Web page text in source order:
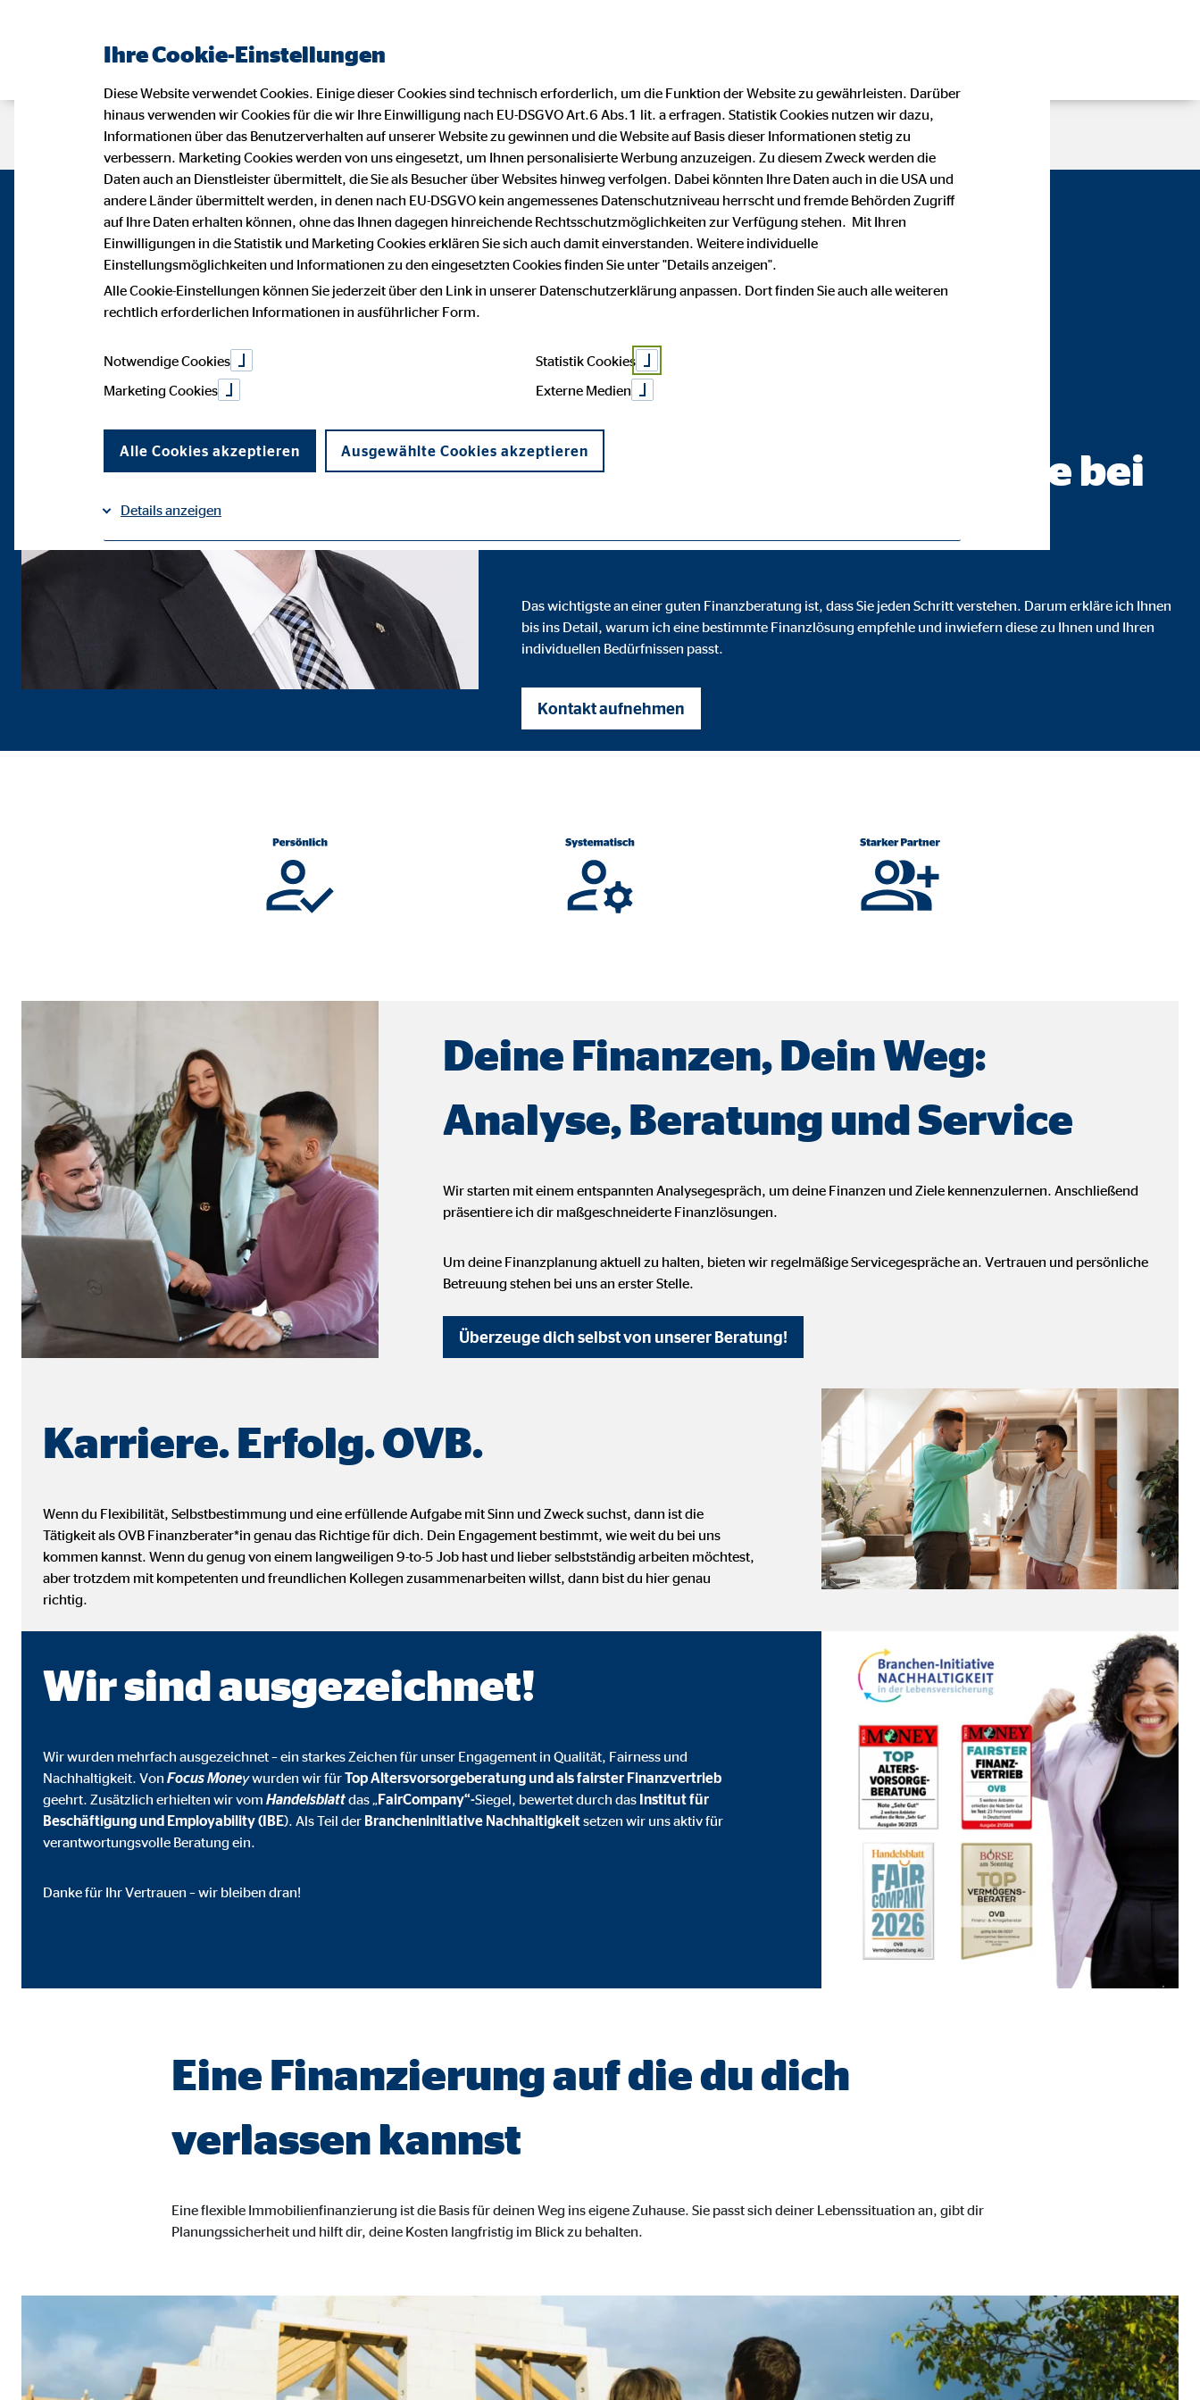
Beraterseite Karriere Impressum Datenschutz
Oliver Weber —
Bayreuth
Landesdirektor für die OVB Vermögensberatung AG
Fachchinesisch werden Sie bei
mir nicht hören.
Das wichtigste an einer guten Finanzberatung ist, dass Sie jeden Schritt verstehen. Darum erkläre ich Ihnen
bis ins Detail, warum ich eine bestimmte Finanzlösung empfehle und inwiefern diese zu Ihnen und Ihren
individuellen Bedürfnissen passt.
Kontakt aufnehmen
Deine Finanzen, Dein Weg:
Analyse, Beratung und Service
Wir starten mit einem entspannten Analysegespräch, um deine Finanzen und Ziele kennenzulernen. Anschließend
präsentiere ich dir maßgeschneiderte Finanzlösungen.
Um deine Finanzplanung aktuell zu halten, bieten wir regelmäßige Servicegespräche an. Vertrauen und persönliche
Betreuung stehen bei uns an erster Stelle.
Überzeuge dich selbst von unserer Beratung!
Karriere. Erfolg. OVB.
Wenn du Flexibilität, Selbstbestimmung und eine erfüllende Aufgabe mit Sinn und Zweck suchst, dann ist die
Tätigkeit als OVB Finanzberater*in genau das Richtige für dich. Dein Engagement bestimmt, wie weit du bei uns
kommen kannst. Wenn du genug von einem langweiligen 9-to-5 Job hast und lieber selbstständig arbeiten möchtest,
aber trotzdem mit kompetenten und freundlichen Kollegen zusammenarbeiten willst, dann bist du hier genau
richtig.
Wir sind ausgezeichnet!
Wir wurden mehrfach ausgezeichnet – ein starkes Zeichen für unser Engagement in Qualität, Fairness und
Nachhaltigkeit. Von Focus Moneywurden wir fürTop Altersvorsorgeberatung und als fairster Finanzvertrieb
geehrt. Zusätzlich erhielten wir vom Handelsblattdas „FairCompany“-Siegel, bewertet durch das Institut für
Beschäftigung und Employability (IBE). Als Teil der Brancheninitiative Nachhaltigkeitsetzen wir uns aktiv für
verantwortungsvolle Beratung ein.
Danke für Ihr Vertrauen – wir bleiben dran!
Eine Finanzierung auf die du dich
verlassen kannst
Eine flexible Immobilienfinanzierung ist die Basis für deinen Weg ins eigene Zuhause. Sie passt sich deiner Lebenssituation an, gibt dir
Planungssicherheit und hilft dir, deine Kosten langfristig im Blick zu behalten.
Ihre Cookie-Einstellungen
Diese Website verwendet Cookies. Einige dieser Cookies sind technisch erforderlich, um die Funktion der Website zu gewährleisten. Darüber
hinaus verwenden wir Cookies für die wir Ihre Einwilligung nach EU-DSGVO Art.6 Abs.1 lit. a erfragen. Statistik Cookies nutzen wir dazu,
Informationen über das Benutzerverhalten auf unserer Website zu gewinnen und die Website auf Basis dieser Informationen stetig zu
verbessern. Marketing Cookies werden von uns eingesetzt, um Ihnen personalisierte Werbung anzuzeigen. Zu diesem Zweck werden die
Daten auch an Dienstleister übermittelt, die Sie als Besucher über Websites hinweg verfolgen. Dabei könnten Ihre Daten auch in die USA und
andere Länder übermittelt werden, in denen nach EU-DSGVO kein angemessenes Datenschutzniveau herrscht und fremde Behörden Zugriff
auf Ihre Daten erhalten können, ohne das Ihnen dagegen hinreichende Rechtsschutzmöglichkeiten zur Verfügung stehen. Mit Ihren
Einwilligungen in die Statistik und Marketing Cookies erklären Sie sich auch damit einverstanden. Weitere individuelle
Einstellungsmöglichkeiten und Informationen zu den eingesetzten Cookies finden Sie unter "Details anzeigen".
Alle Cookie-Einstellungen können Sie jederzeit über den Link in unserer Datenschutzerklärung anpassen. Dort finden Sie auch alle weiteren
rechtlich erforderlichen Informationen in ausführlicher Form.
Notwendige Cookies
Statistik Cookies
Marketing Cookies
Externe Medien
Alle Cookies akzeptieren Ausgewählte Cookies akzeptieren
Details anzeigen
Notwendige Cookies
Notwendige Cookies ermöglichen grundlegende Funktionen und sind für die einwandfreie Funktion der Website erforderlich. Die Deaktivierung kann die
Funktion der Webseite einschränken.
Benutzereinstellungen | Empfänger: OVB
Anbieter: TYPO3 Association
Einverständnis Cookie | Empfänger: OVB
Statistik Cookies
Statistik Cookies erfassen Informationen anonym. Diese Informationen helfen uns zu verstehen, wie unsere Besucher unsere Website nutzen.
Google Analytics | Empfänger: OVB, Google Ireland Ltd.
Name: _ga, _gat_UA-41411249-1, _gid
Anbieter: Google Ireland Ltd.
Zweck: Erhebung von Statistiken zur Website-Nutzung
Cookie Laufzeit: bis zu 14 Monate
Marketing Cookies werden eingesetzt, um personalisierte Werbung anzuzeigen. Zu diesem Zweck werden die Daten an Drittanbieter übermittelt, die die
Name: _fbp
Anbieter: Facebook Ireland Ltd.
Zweck: Verknüpfung mit Benutzerprofilen
Adform | Empfänger: OVB, Adform A/S
Zweck: ad campaign
Cookie Laufzeit: 2 Monate
Inhalte von Video- und Kartenplattformen werden beim Besuch unserer Webseite standardmäßig blockiert. Durch das Akzeptieren von externen Medien
willigen Sie auch in die mögliche Übermittlung Ihrer Daten an Dienste in datenschutzrechtlich sogenannten Drittländern durch den Anbieter ein.
Einbinden von interaktiven Google Karten
youtube
Cookie Laufzeit: 24 Monate
JW Player | Empfänger: OVB, Long Tail Ad Solutions Inc.
Impressum Datenschutz